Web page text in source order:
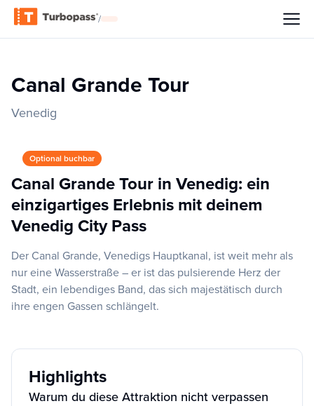
/
Canal Grande Tour
Venedig
Optional buchbar
Canal Grande Tour in Venedig: ein
einzigartiges Erlebnis mit deinem
Venedig City Pass
Der Canal Grande, Venedigs Hauptkanal, ist weit mehr als
nur eine Wasserstraße – er ist das pulsierende Herz der
Stadt, ein lebendiges Band, das sich majestätisch durch
ihre engen Gassen schlängelt.
Highlights
Warum du diese Attraktion nicht verpassen